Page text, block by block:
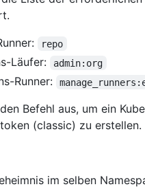
repo
Läufer: admin:org
Runner:
Befehl aus, um ein
(classic) zu erstellen.
im selben